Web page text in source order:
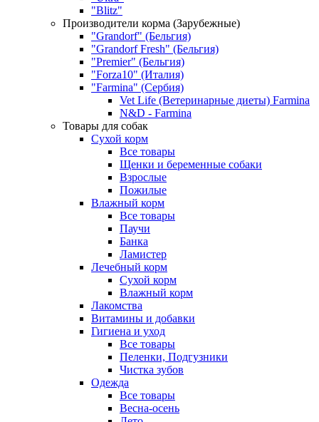
"Blitz"
Производители корма (Зарубежные)
"Grandorf" (Бельгия)
"Grandorf Fresh" (Бельгия)
"Premier" (Бельгия)
"Forza10" (Италия)
"Farmina" (Сербия)
Vet Life (Ветеринарные диеты) Farmina
N&D - Farmina
Товары для собак
Сухой корм
Все товары
Щенки и беременные собаки
Взрослые
Пожилые
Влажный корм
Все товары
Паучи
Банка
Ламистер
Лечебный корм
Сухой корм
Влажный корм
Лакомства
Витамины и добавки
Гигиена и уход
Все товары
Пеленки, Подгузники
Чистка зубов
Одежда
Все товары
Весна-осень